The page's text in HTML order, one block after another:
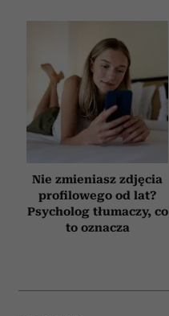
Nie zmieniasz zdjęcia
profilowego od lat?
Psycholog tłumaczy, co
to oznacza